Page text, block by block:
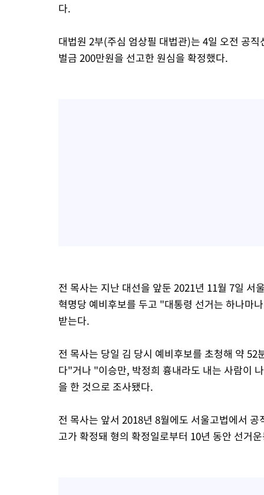
다.
대법원 2부(주심 엄상필 대법관)는 4일 오전 공
벌금 200만원을 선고한 원심을 확정했다.
전 목사는 지난 대선을 앞둔 2021년 11월 7일 서
혁명당 예비후보를 두고 "대통령 선거는 하나마
받는다.
전 목사는 당일 김 당시 예비후보를 초청해 약
다"거나 "이승만, 박정희 흉내라도 내는 사람이
을 한 것으로 조사됐다.
전 목사는 앞서 2018년 8월에도 서울고법에서
고가 확정돼 형의 확정일로부터 10년 동안 선거